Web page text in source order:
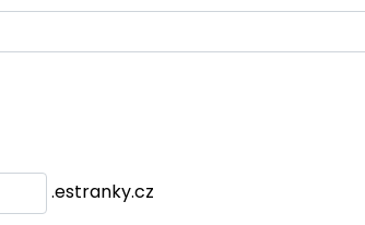
.estranky.cz